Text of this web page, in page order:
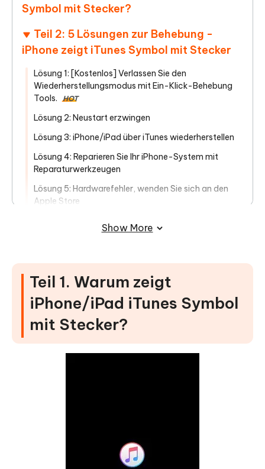
Symbol mit Stecker?
Teil 2: 5 Lösungen zur Behebung -
iPhone zeigt iTunes Symbol mit Stecker
Lösung 1: [Kostenlos] Verlassen Sie den
Wiederherstellungsmodus mit Ein-Klick-Behebung
Tools.
HOT
Lösung 2: Neustart erzwingen
Lösung 3: iPhone/iPad über iTunes wiederherstellen
Lösung 4: Reparieren Sie Ihr iPhone-System mit
Reparaturwerkzeugen
Lösung 5: Hardwarefehler, wenden Sie sich an den
Apple Store
Teil 3: So verhindern Sie, dass das
Show More
Teil 1. Warum zeigt
iPhone/iPad iTunes Symbol
mit Stecker?